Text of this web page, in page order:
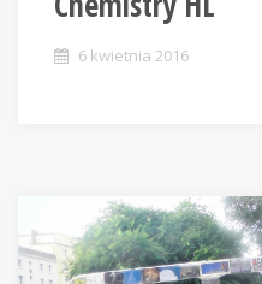
6 kwietnia 2016